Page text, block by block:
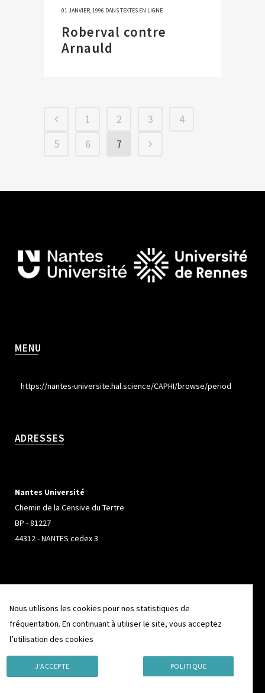
01 JANVIER, 1996 DANSTEXTES EN LIGNE
Roberval contre
Arnauld
1 2 3
4
5
6 7
MENU
https://nantes-universite.hal.science/CAPHI/browse/period
ADRESSES
Nantes Université
Chemin de la Censive du Tertre
BP - 81227
44312 - NANTES cedex 3
Campus de Beaulieu
263 Avenue Général Leclerc
CS 74205
35042 - RENNES cedex
Nous utilisons les cookies pour nos statistiques de
fréquentation. En continuant à utiliser le site, vous acceptez
l’utilisation des cookies
J'ACCEPTE POLITIQUE